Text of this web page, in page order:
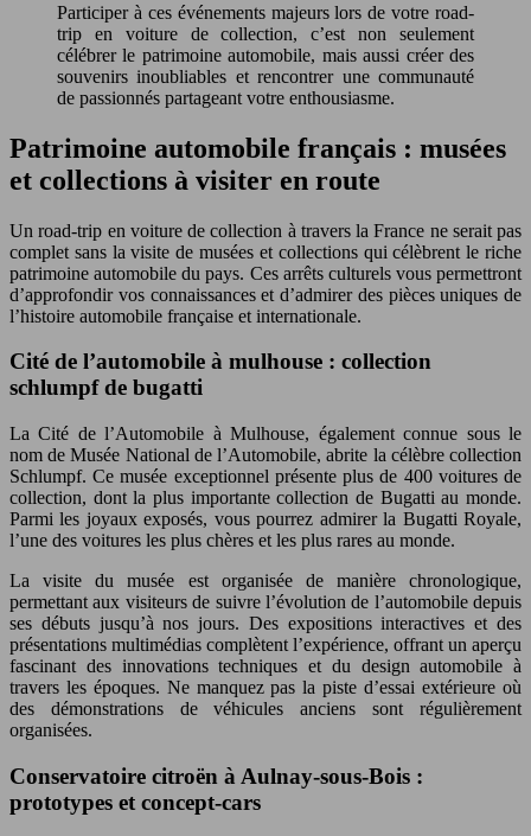
Participer à ces événements majeurs lors de votre road-
trip en voiture de collection, c’est non seulement
célébrer le patrimoine automobile, mais aussi créer des
souvenirs inoubliables et rencontrer une communauté
de passionnés partageant votre enthousiasme.
Patrimoine automobile français : musées
et collections à visiter en route
Un road-trip en voiture de collection à travers la France ne serait pas
complet sans la visite de musées et collections qui célèbrent le riche
patrimoine automobile du pays. Ces arrêts culturels vous permettront
d’approfondir vos connaissances et d’admirer des pièces uniques de
l’histoire automobile française et internationale.
Cité de l’automobile à mulhouse : collection
schlumpf de bugatti
La Cité de l’Automobile à Mulhouse, également connue sous le
nom de Musée National de l’Automobile, abrite la célèbre collection
Schlumpf. Ce musée exceptionnel présente plus de 400 voitures de
collection, dont la plus importante collection de Bugatti au monde.
Parmi les joyaux exposés, vous pourrez admirer la Bugatti Royale,
l’une des voitures les plus chères et les plus rares au monde.
La visite du musée est organisée de manière chronologique,
permettant aux visiteurs de suivre l’évolution de l’automobile depuis
ses débuts jusqu’à nos jours. Des expositions interactives et des
présentations multimédias complètent l’expérience, offrant un aperçu
fascinant des innovations techniques et du design automobile à
travers les époques. Ne manquez pas la piste d’essai extérieure où
des démonstrations de véhicules anciens sont régulièrement
organisées.
Conservatoire citroën à Aulnay-sous-Bois :
prototypes et concept-cars